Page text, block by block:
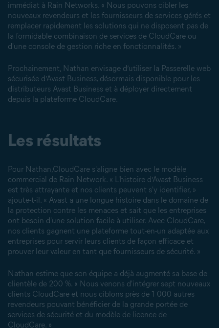
immédiat à Rain Networks. « Nous pouvons cibler les
nouveaux revendeurs et les fournisseurs de services gérés et
remplacer rapidement les solutions qui ne disposent pas de
la formidable combinaison de services de CloudCare ou
d'une console de gestion riche en fonctionnalités. »
Prochainement, Nathan envisage d’utiliser la Passerelle web
sécurisée d’Avast Business, désormais disponible pour les
distributeurs Avast Business et à déployer directement
depuis la plateforme CloudCare.
Les résultats
Pour Nathan,CloudCare s'aligne bien avec le modèle
commercial de Rain Network. « L'histoire d’Avast Business
est très attrayante et nos clients peuvent s'y identifier, »
ajoute-t-il. « Avast a une longue histoire dans le domaine de
la protection contre les menaces et sait que les entreprises
ont besoin d'une solution facile à utiliser. Avec CloudCare,
nos clients gagnent une plateforme tout-en-un adaptée aux
entreprises pour servir leurs clients de façon efficace et
prouver leur valeur en tant que fournisseurs de sécurité. »
Nathan estime que son équipe a déjà augmenté sa base de
clientèle de 200 %. « Nous venons d'intégrer sept nouveaux
clients CloudCare et nous ciblons près de 1 000 autres
revendeurs pouvant bénéficier de la grande portée de
services de sécurité et du modèle de licence de
CloudCare. »